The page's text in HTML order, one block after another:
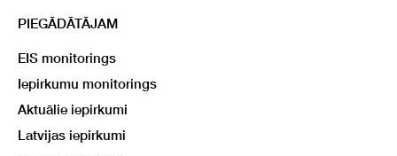
PIEGĀDĀTĀJAM
EIS monitorings
Iepirkumu monitorings
Aktuālie iepirkumi
Latvijas iepirkumi